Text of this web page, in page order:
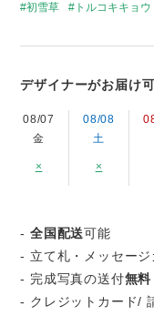
初雪草
トルコキキョウ
デザイナーがお届け
08/07
金
×
08/08
土
×
-全国配送可能
- 立て札・メッセージ
- 完成写真の送付無料
- クレジットカード/